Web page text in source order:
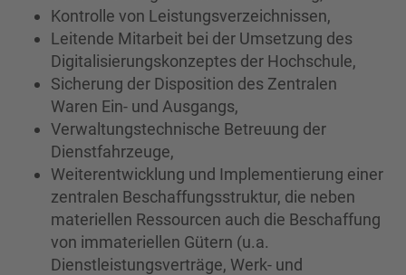
Kontrolle von Leistungsverzeichnissen,
Leitende Mitarbeit bei der Umsetzung des
Digitalisierungskonzeptes der Hochschule,
Sicherung der Disposition des Zentralen
Waren Ein- und Ausgangs,
Verwaltungstechnische Betreuung der
Dienstfahrzeuge,
Weiterentwicklung und Implementierung einer
zentralen Beschaffungsstruktur, die neben
materiellen Ressourcen auch die Beschaffung
von immateriellen Gütern (u.a.
Dienstleistungsverträge, Werk- und